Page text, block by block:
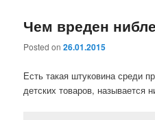
Чем вреден
Posted on26.01.2015
Есть такая штуковина среди
детских товаров, называется